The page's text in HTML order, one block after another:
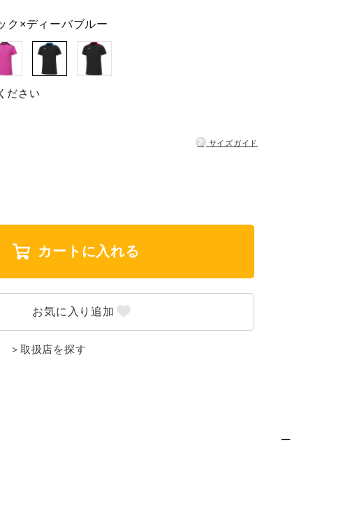
ク×ディーバブルー
ださい
? サイズガイド
カートに入れる
取扱店を探す